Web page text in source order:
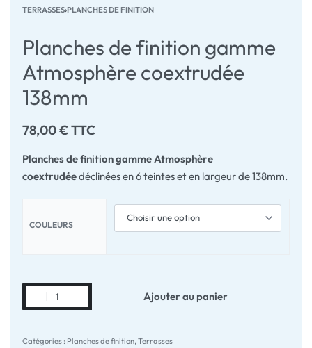
TERRASSES›PLANCHES DE FINITION
Planches de finition gamme
Atmosphère coextrudée
138mm
78,00€TTC
Planches de finition gamme Atmosphère
coextrudéedéclinées en 6 teintes et en largeur de 138mm.
COULEURS
Ajouter au panier
Catégories : Planches de finition,Terrasses